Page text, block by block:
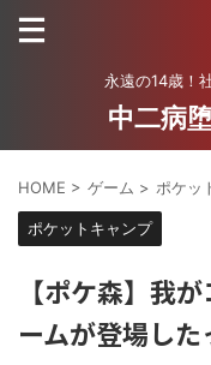
永遠の14歳！
中二病
HOME > ゲーム > ポケッ
ポケットキャンプ
【ポケ森】我
ームが登場した